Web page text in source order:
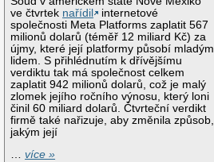
ve čtvrtek nařídil
internetové
společnosti Meta Platforms zaplatit 567
milionů dolarů (téměř 12 miliard Kč) za
újmy, které její platformy působí mladým
lidem. S přihlédnutím k dřívějšímu
verdiktu tak má společnost celkem
zaplatit 942 milionů dolarů, což je malý
zlomek jejího ročního výnosu, který loni
činil 60 miliard dolarů. Čtvrteční verdikt
firmě také nařizuje, aby změnila způsob,
jakým její
…více »